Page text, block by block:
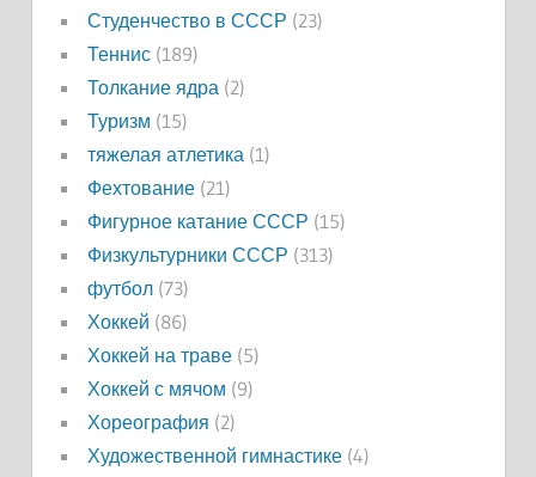
Студенчество в СССР (23)
Теннис(189)
Толкание ядра (2)
Туризм (15)
тяжелая атлетика (1)
Фехтование(21)
Фигурное катание СССР (15)
Физкультурники СССР (313)
футбол(73)
Хоккей (86)
Хоккей на траве(5)
Хоккей с мячом (9)
Хореография (2)
Художественной гимнастике(4)